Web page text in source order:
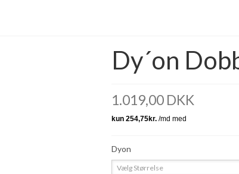
Dy´on
1.019,00 DKK
Dyon
Vælg Størrelse